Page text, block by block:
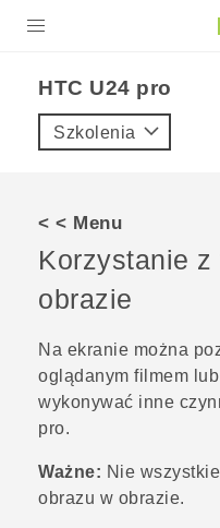
VIVE
VIVERSE
POMOC TECHNICZNA
Urządzenia i akcesoria
Zaloguj się
HTC U24 pro‎
Szkolenia
< < Menu
Korzystanie
obrazie
Na ekranie można
oglądanym filmem
wykonywać inne
pro.
Ważne: Nie
obrazu w obrazie.